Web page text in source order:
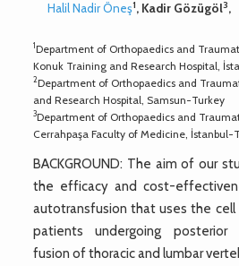
Halil Nadir Öneş1, Kadir Gözügöl3,
1Department of Orthopaedics and
Konuk Training and Research Hospital,
2Department of Orthopaedics and
and Research Hospital, Samsun-Turkey
3Department of Orthopaedics and
Cerrahpaşa Faculty of Medicine, İstanbul-
BACKGROUND: The aim of our
the efficacy and cost-
autotransfusion that uses the cell
patients undergoing posterior
fusion of thoracic and lumbar